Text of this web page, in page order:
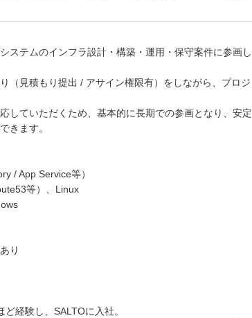
ステムのインフラ設計・構築・運用・保守案件に参画し
（見積もり提出 / アサイン権限有）をしながら、プロジ
していただくため、基本的に長期での参画となり、安定
きます。
/ App Service等）
等）、Linux
り
経験し、SALTOに入社。